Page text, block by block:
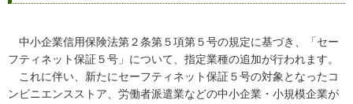
中小企業信用保険法第２条第５項第５号の規定に基づき、「セー
フティネット保証５号」について、指定業種の追加が行われます。
これに伴い、新たにセーフティネット保証５号の対象となったコ
ンビニエンスストア、労働者派遣業などの中小企業・小規模企業が